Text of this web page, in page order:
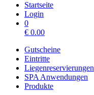
Startseite
Login
0
€ 0.00
Gutscheine
Eintritte
Liegenreservierungen
SPA Anwendungen
Produkte